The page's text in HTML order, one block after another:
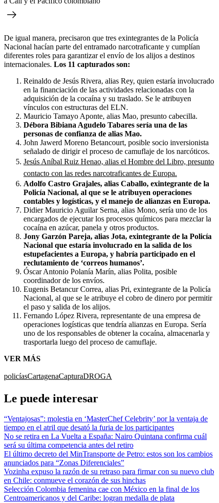
De igual manera, precisaron que tres exintegrantes de la Policía
Nacional hacían parte del entramado narcotraficante y cumplían
diferentes roles para garantizar el envío de los alijos a destinos
internacionales. Los 11 capturados son:
Reinaldo de Jesús Rivera, alias Rey, quien estaría involucrado
en la financiación de las actividades relacionadas con la
adquisición de la cocaína y su traslado. Se le atribuyen
vínculos con estructuras del ELN.
Mauricio Tamayo Aponte, alias Mao, presunto cabecilla.
Débora Bibiana Agudelo Tabares sería una de las
personas de confianza de alias Mao.
John Jawerd Moreno Betancourt, posible socio inversionista
señalado de dirigir el proceso de camuflaje de los narcóticos.
Jesús Aníbal Ruiz Henao, alias el Hombre del Libro, presunto
contacto con las redes narcotraficantes de Europa.
Adolfo Castro Grajales, alias Caballo, exintegrante de la
Policía Nacional, al que se le atribuyen operaciones
contables y logísticas, y el manejo de alianzas en Europa.
Didier Mauricio Aguilar Serna, alias Mono, sería uno de los
encargados de ejecutar los procesos químicos para mezclar la
cocaína en azúcar, panela y otros productos.
Jony Garzón Pareja, alias Jota, exintegrante de la Policía
Nacional que estaría involucrado en la salida de los
estupefacientes a Europa, y habría participado en el
reclutamiento de ‘correos humanos’.
Óscar Antonio Polanía Marín, alias Polita, posible
coordinador de los envíos.
Eugenis Betancur Correa, alias Pri, exintegrante de la Policía
Nacional, al que se le atribuye el cobro de dinero por permitir
el paso y salida de los alijos.
Fernando López Rivera, representante de una empresa de
operaciones logísticas que tendría alianzas en Europa. Sería
uno de los responsables de obtener la cocaína, almacenarla y
trasportarla luego del proceso de camuflaje.
VER MÁS
policíasCartagenaCapturaDROGA
Le puede interesar
“Ventajosas”: molestia en ‘MasterChef Celebrity’ por la ventaja de
tiempo en el atril que desató la furia de los participantes
No se retira en La Vuelta a España: Nairo Quintana confirma cuál
será su última competencia antes del retiro
El último decreto del MinTransporte de Petro: estos son los cambios
anunciados para “Zonas Diferenciales”
Vozinha expuso la razón de su retraso para firmar con su nuevo club
en Chile: conmueve el corazón de sus hinchas
Selección Colombia femenina cae con México en la final de los
Centroamericanos y del Caribe: logran medalla de plata